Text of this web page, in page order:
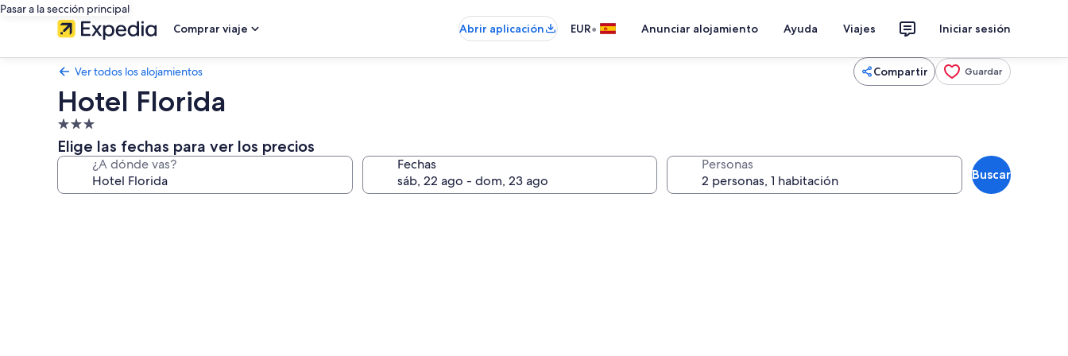
Pasar a la sección principal
Comprar viaje
Abrir aplicación EUR• Anunciar alojamiento Ayuda Viajes Iniciar sesión
Ver todos los alojamientos Compartir Guardar
Hotel Florida
Alojamiento
de
3.0 estrellas
Elige las fechas para ver los precios
¿A dónde vas? Fechas Personas
Buscar